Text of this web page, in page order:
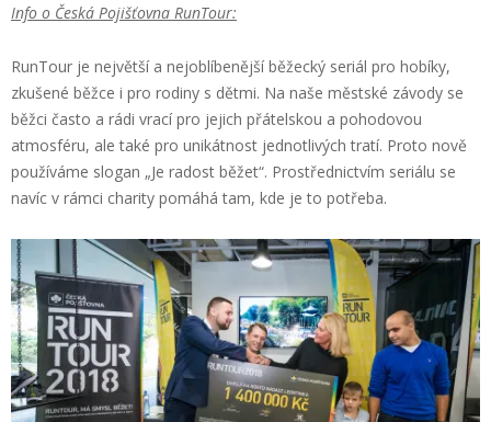
Info o Česká Pojišťovna RunTour:
RunTour je největší a nejoblíbenější běžecký seriál pro hobíky,
zkušené běžce i pro rodiny s dětmi. Na naše městské závody se
běžci často a rádi vrací pro jejich přátelskou a pohodovou
atmosféru, ale také pro unikátnost jednotlivých tratí. Proto nově
používáme slogan „Je radost běžet“. Prostřednictvím seriálu se
navíc v rámci charity pomáhá tam, kde je to potřeba.